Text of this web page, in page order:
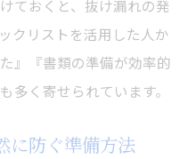
ておくと、抜け漏れの発
クリストを活用した人か
』『書類の準備が効率的
多く寄せられています。
に防ぐ準備方法